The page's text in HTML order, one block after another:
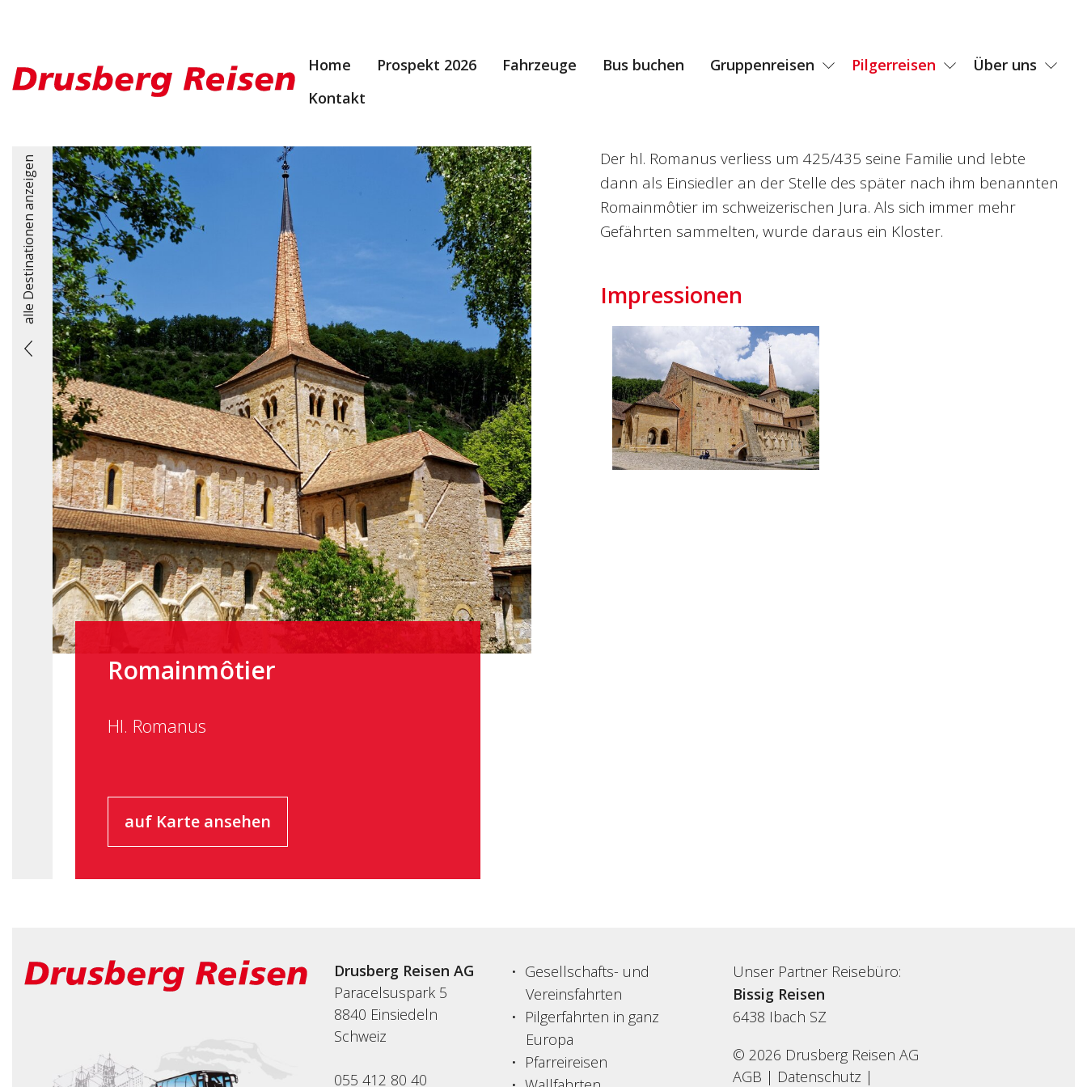
Home Prospekt 2026 Fahrzeuge Bus buchen Gruppenreisen Pilgerreisen
Über uns
Kontakt
alle Destinationen anzeigen
Romainmôtier
Hl. Romanus
auf Karte ansehen
Der hl. Romanus verliess um 425/435 seine Familie und lebte
dann als Einsiedler an der Stelle des später nach ihm benannten
Romainmôtier im schweizerischen Jura. Als sich immer mehr
Gefährten sammelten, wurde daraus ein Kloster.
Impressionen
Drusberg Reisen AG
Paracelsuspark 5
8840 Einsiedeln
Schweiz
055 412 80 40
Gesellschafts- und
Vereinsfahrten
Pilgerfahrten in ganz
Europa
Pfarreireisen
Unser Partner Reisebüro:
Bissig Reisen
6438 Ibach SZ
© 2026 Drusberg Reisen AG
AGB | Datenschutz |